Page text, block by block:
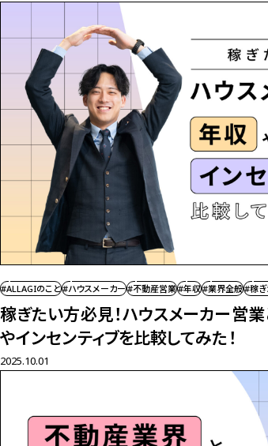
#ALLAGIのこと#ハウスメーカー#不動産営業#年収#業界全般#稼ぎ
稼ぎたい方必見！ハウスメーカー営業
やインセンティブを比較してみた！
2025.10.01